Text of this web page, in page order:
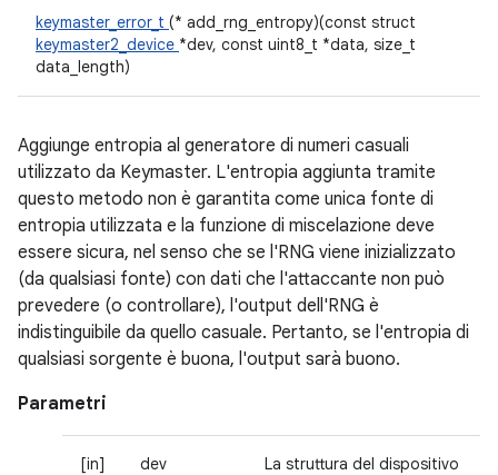
keymaster_error_t (* add_rng_entropy)(const struct
keymaster2_device *dev, const uint8_t *data, size_t
data_length)
Aggiunge entropia al generatore di numeri casuali
utilizzato da Keymaster. L'entropia aggiunta tramite
questo metodo non è garantita come unica fonte di
entropia utilizzata e la funzione di miscelazione deve
essere sicura, nel senso che se l'RNG viene inizializzato
(da qualsiasi fonte) con dati che l'attaccante non può
prevedere (o controllare), l'output dell'RNG è
indistinguibile da quello casuale. Pertanto, se l'entropia di
qualsiasi sorgente è buona, l'output sarà buono.
Parametri
[in] dev
La struttura del dispositivo